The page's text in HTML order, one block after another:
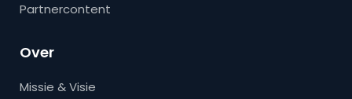
Partnercontent
Over
Missie & Visie